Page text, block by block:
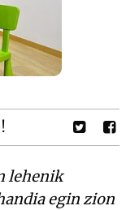
lehenik
egin zion